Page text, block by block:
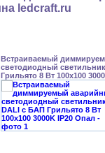
Встраиваемый
светодиодный
Грильято 8 Вт 100x100